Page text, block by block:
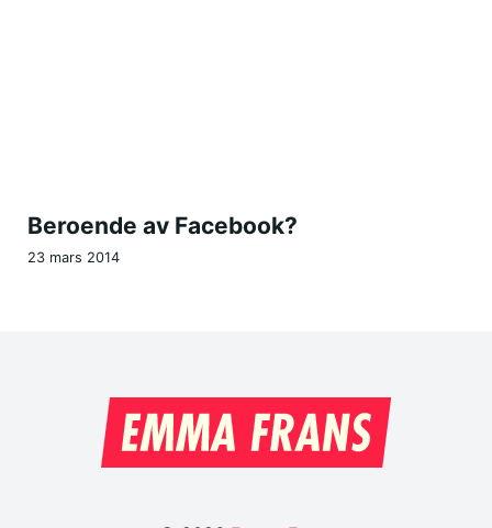
Beroende av Facebook?
23 mars 2014